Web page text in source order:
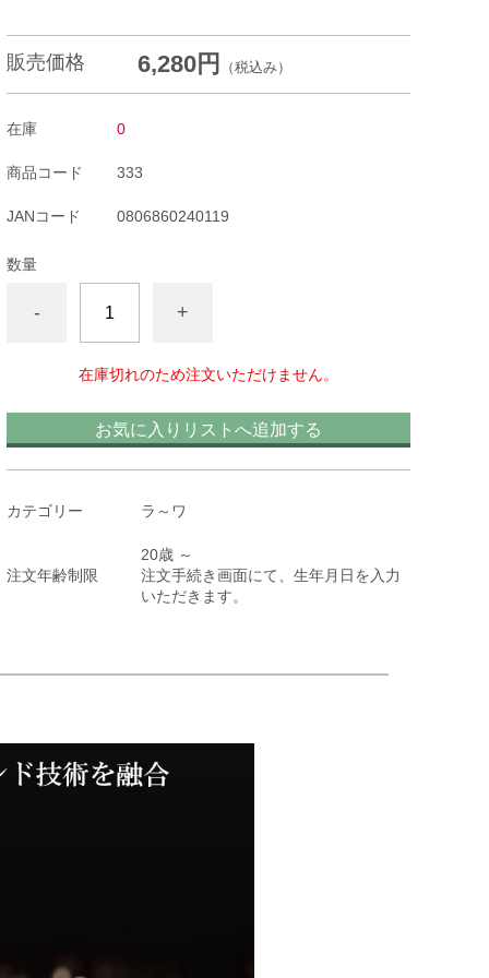
販売価格 6,280円 （税込み）
在庫 0
商品コード 333
JANコード 0806860240119
数量
- +
在庫切れのため注文いただけません。
お気に入りリストへ追加する
カテゴリー ラ～ワ
注文年齢制限
20歳 ～
注文手続き画面にて、生年月日を入力
いただきます。